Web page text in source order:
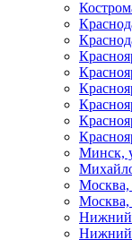
Минск,
Нижний
Нижний